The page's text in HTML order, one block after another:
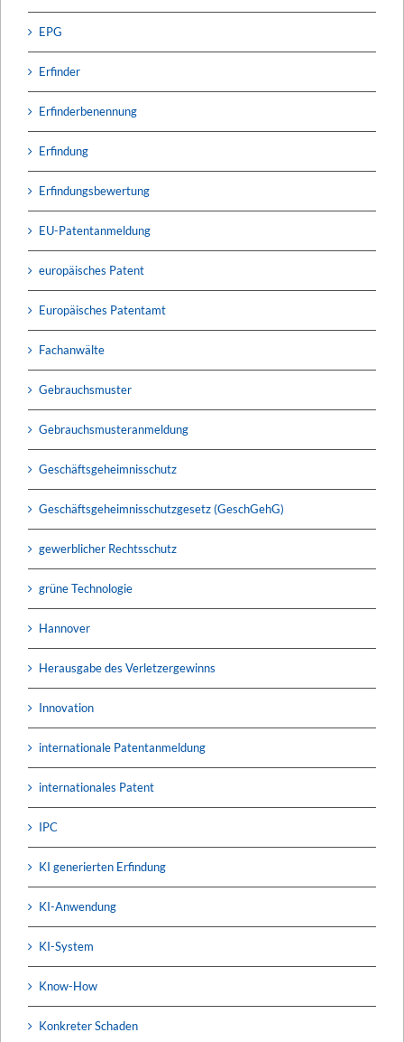
EPG
Erfinder
Erfinderbenennung
Erfindung
Erfindungsbewertung
EU-Patentanmeldung
europäisches Patent
Europäisches Patentamt
Fachanwälte
Gebrauchsmuster
Gebrauchsmusteranmeldung
Geschäftsgeheimnisschutz
Geschäftsgeheimnisschutzgesetz (GeschGehG)
gewerblicher Rechtsschutz
grüne Technologie
Hannover
Herausgabe des Verletzergewinns
Innovation
internationale Patentanmeldung
internationales Patent
IPC
KI generierten Erfindung
KI-Anwendung
KI-System
Know-How
Konkreter Schaden